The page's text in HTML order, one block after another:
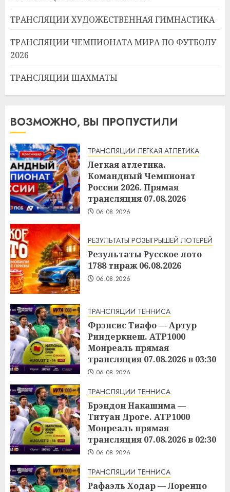
ТРАНСЛЯЦИИ ХУДОЖЕСТВЕННАЯ ГИМНАСТИКА
ТРАНСЛЯЦИИ ЧЕМПИОНАТА МИРА ПО ФУТБОЛУ
2026
ТРАНСЛЯЦИИ ШАХМАТЫ
ВОЗМОЖНО, ВЫ ПРОПУСТИЛИ
ТРАНСЛЯЦИИ ЛЕГКАЯ АТЛЕТИКА
Легкая атлетика.
Командный Чемпионат
России 2026. Прямая
трансляция 07.08.2026
06.08.2026
РЕЗУЛЬТАТЫ РОЗЫГРЫШЕЙ ЛОТЕРЕЙ
Результаты Русское лото
1788 тираж 06.08.2026
06.08.2026
ТРАНСЛЯЦИИ ТЕННИСА
Фрэнсис Тиафо — Артур
Риндеркнеш. ATP1000
Монреаль прямая
трансляция 07.08.2026 в 03:30
06.08.2026
ТРАНСЛЯЦИИ ТЕННИСА
Брэндон Накашима —
Титуан Дроге. ATP1000
Монреаль прямая
трансляция 07.08.2026 в 02:30
06.08.2026
ТРАНСЛЯЦИИ ТЕННИСА
Рафаэль Ходар — Лоренцо